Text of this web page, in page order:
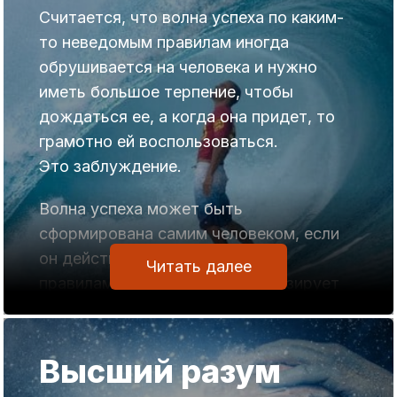
последующем быть внимательнее, из
этого ничего хорошего не получается.
Внимательность предусматривает
оценку разумом того, что вокруг
происходит. За оценкой ситуации
следует реакция. Она сфокусирована на
внешнем мире.
Наблюдательность имеет
одновременно два фокуса — внешний и
внутренний центры.
Наблюдатель видит и слышит то, что
происходит во внешнем мире,
одновременно глядя на свой внутренний
мир, как бы со стороны.
Считается, что волна успеха по каким-
то неведомым правилам иногда
обрушивается на человека и нужно
иметь большое терпение, чтобы
дождаться ее, а когда она придет, то
грамотно ей воспользоваться.
Это заблуждение.
Волна успеха может быть
сформирована самим человеком, если
он действует по определенным
правилам и сознательно активизирует
Вот что пишет по этому поводу
Александра Николаевна, использующая
Читать далее
Высший разум